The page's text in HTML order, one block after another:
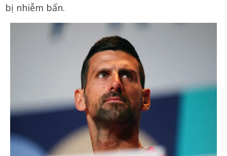
bị nhiễm bẩn.